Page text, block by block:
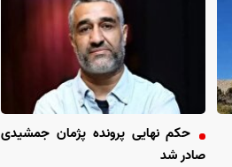
حکم نهایی پرونده پژمان جمشیدی
صادر شد